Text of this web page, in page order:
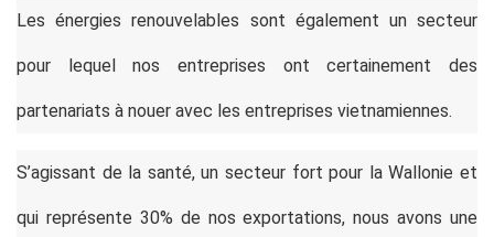
Les énergies renouvelables sont également un secteur
pour lequel nos entreprises ont certainement des
partenariats à nouer avec les entreprises vietnamiennes.
S’agissant de la santé, un secteur fort pour la Wallonie et
qui représente 30% de nos exportations, nous avons une